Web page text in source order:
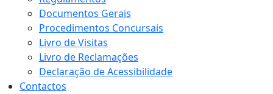
Documentos Gerais
Procedimentos Concursais
Livro de Visitas
Livro de Reclamações
Declaração de Acessibilidade
Contactos